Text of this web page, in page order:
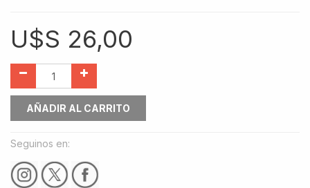
U$S 26,00
AÑADIR AL CARRITO
Seguinos en: